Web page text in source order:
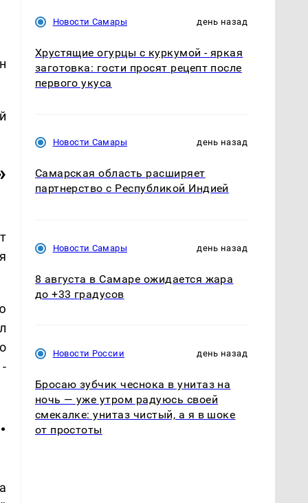
Новости Самары день назад
Хрустящие огурцы с куркумой - яркая
заготовка: гости просят рецепт после
первого укуса
Новости Самары день назад
Самарская область расширяет
партнерство с Республикой Индией
Новости Самары день назад
8 августа в Самаре ожидается жара
до +33 градусов
Новости России день назад
Бросаю зубчик чеснока в унитаз на
ночь — уже утром радуюсь своей
смекалке: унитаз чистый, а я в шоке
от простоты